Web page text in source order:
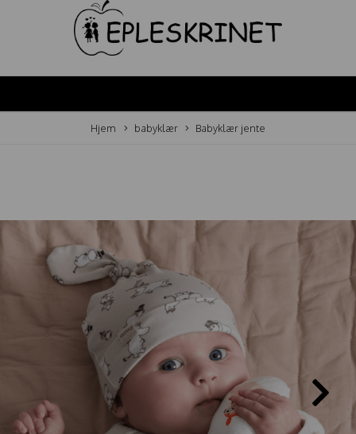
Hjem babyklær Babyklær jente